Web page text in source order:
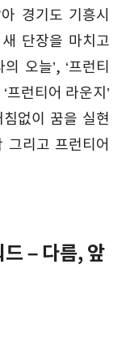
경기도 기흥시
단장을 마치고
오늘’, ‘프런티
프런티어 라운지’
없이 꿈을 실현
리고 프런티어
– 다름, 앞